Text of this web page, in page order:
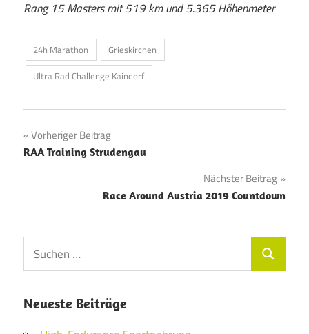
Rang 15 Masters mit 519 km und 5.365 Höhenmeter
24h Marathon
Grieskirchen
Ultra Rad Challenge Kaindorf
Beitragsnavigation
Vorheriger Beitrag
RAA Training Strudengau
Nächster Beitrag
Race Around Austria 2019 Countdown
Suchen
nach:
Suchen
Neueste Beiträge